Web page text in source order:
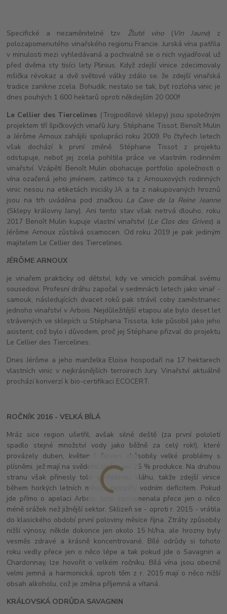
Specifické a nezaměnitelné tzv. Žluté víno(Vin Jaune) z
polozapomenutého vinařského regionu Francie. Jurská vína patřila
v minulosti mezi vyhledávaná a pochvalně se o nich vyjadřoval už
před dvěma sty tisíci lety Plinius. Když zdejší vinice zdecimovaly
mšička révokaz a dvě světové války zdálo se, že zdejší vinařská
tradice zanikne zcela. Bohudík, nestalo se tak, byť rozloha vinic je
dnes pouhých 1 600 hektarů oproti někdejším 20 000!!
Le Cellier des Tiercelines (Trojpodílové sklepy) jsou společným
projektem tří špičkových vinařů Jury. Stéphane Tissot, Benoît Mulin
a Jérôme Arnoux zahájili spolupráci roku 2009. Po čtyřech letech
však dochází k první změně. Stéphane Tissot z projektu
odstupuje, neboť jej zcela pohltila práce ve vlastním rodinném
vinařství. Vzápětí Benoît Mulin obohacuje portfolio společnosti o
vína ozačená jeho jménem, zatímco ta z Arnouxových rodinných
vinic nesou na etiketách iniciály JA a ta z nakupovaných hroznů
jsou na trh uváděna pod značkou La Cave de la Reine Jeanne
(Sklepy královny Jany). Ani tento stav však netrvá dlouho; roku
2017 Benoît Mulin kupuje vlastní vinařství (Le Clos des Grives) a
Jérôme Arnoux zůstává osamocen. Od roku 2019 je pak jediným
majitelem Le Cellier des Tiercelines.
JÉRÔME ARNOUX
je vinařem prakticky od dětství, kdy ve vinicích pomáhal svému
sousedovi. Profesní dráhu započal v sedmnácti letech jako vinař -
samouk, následujících dvacet roků pak strávil coby zaměstnanec
jednoho vinařství v Arbois. Nejdůležitější etapou ale bylo deset let
strávených ve sklepích u Stéphana Tissota, kde působil jako jeho
asistent, což bylo i důvodem, proč jej Stéphane přizval do projektu
Le Cellier des Tiercelines.
Dnes Jérôme a jeho manželka Eloïse hospodaří na 17 hektarech
vlastních vinic v nejkrásnějších terroirech Jury. Vinařství aktuálně
prochází konverzí k bio-certifikaci ECOCERT.
ROČNÍK 2016 - VELKÁ BÍLÁ
Mráz sice region ušetřil, avšak silné deště (za první pololetí
spadlo stejné množství vody jako běžně za celý rok!), které
provázely duben, květen i červen zbůsobily velké problémy s
plísněmi, jež mají na svědomí ztrátu asi 25 % produkce. Na druhou
stranu však přinesly tolik potřebnou vláhu, takže zdejší vinice
během horkých letních měsíců netrpěly vodním deficitem. Pokud
jde přímo o apelaci Arbois, tato zaznamenala přece jen o něco
méně srážek než jižnější sektor. Sklizeň se - oproti r. 2015 - vrátila
do klasického období první poloviny měsíce října. Ztráty způsobily
nižší výnosy, někde dokonce jen okolo 15 hl/ha, ale hrozny byly
vesměs zdravé a krásně koncentrované. Bílé odrůdy si tohoto
roku vedly přece jen o něco lépe a tak pokud jde o Savagnin a
Chardonnay, lze hovořit o velkém ročníku. Bílá vína jsou obecně
velmi jemná a harmonická, oproti těm z r. 2015 mají o něco nižší
obsah alkoholu, což je změna příjemná a vítaná.
KRÁLOVSKÁ ODRŮDA SAVAGNIN